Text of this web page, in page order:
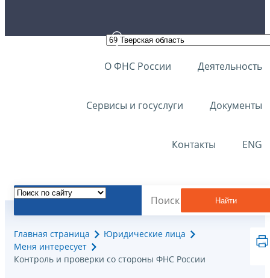
О ФНС России Деятельность
Сервисы и госуслуги Документы
Контакты ENG
Найти
Главная страница
Юридические лица
Меня интересует
Контроль и проверки со стороны ФНС России